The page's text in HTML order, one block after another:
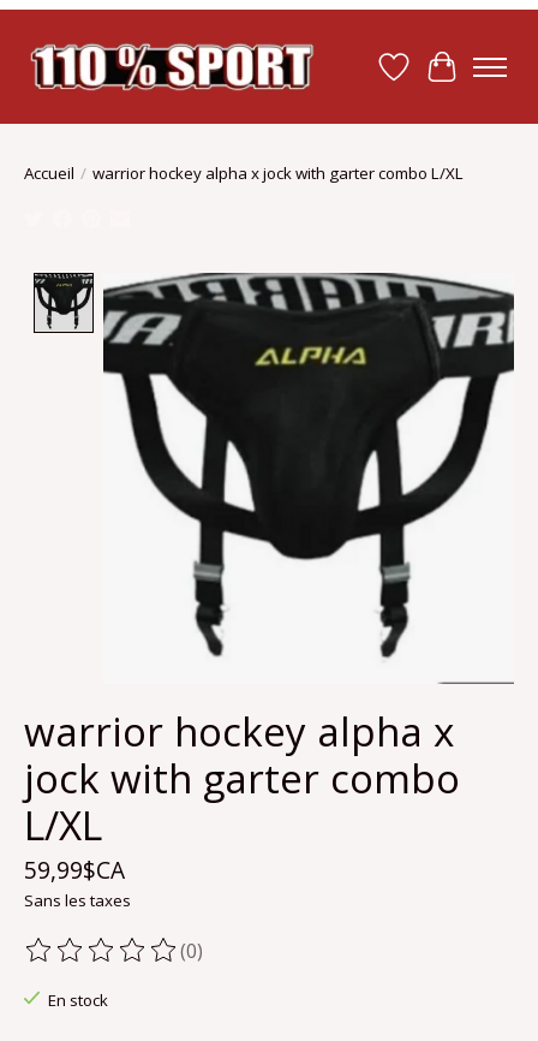
Liste dePanier
Accueil / warrior hockey alpha x jock with garter combo L/XL
Product image slideshow Items
warrior hockey alpha x
jock with garter combo
L/XL
59,99$CA
Sans les taxes
Ce produit est évalué à
(0)
En stock